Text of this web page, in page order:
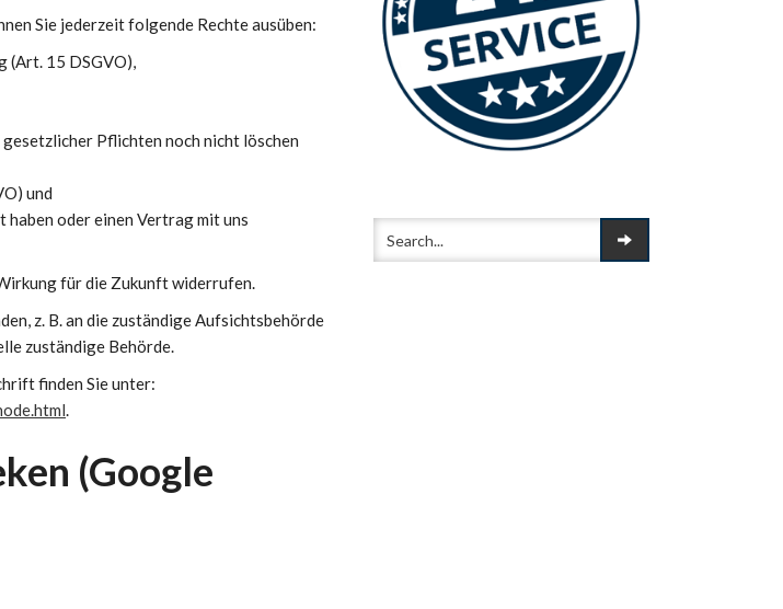
Sie jederzeit folgende Rechte ausüben:
(Art. 15 DSGVO),
Pflichten noch nicht löschen
und
oder einen Vertrag mit uns
für die Zukunft widerrufen.
z. B. an die zuständige Aufsichtsbehörde
zuständige Behörde.
finden Sie unter:
.
(Google